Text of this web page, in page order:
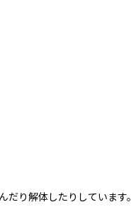
り解体したりしています。